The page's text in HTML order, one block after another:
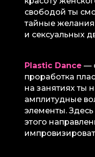
свободой ты
тайные
и сексуальных
Plastic Dance —
проработка
на занятиях ты
амплитудные
элементы.
этого